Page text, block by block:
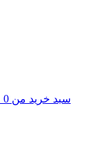
سبد خرید من 0